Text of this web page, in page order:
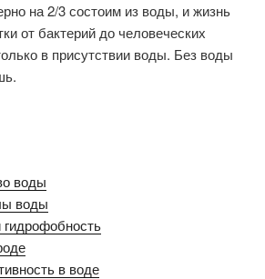
на 2/3 состоим из воды, и жизнь
от бактерий до человеческих
в присутствии воды. Без воды
воды
воды
в воде